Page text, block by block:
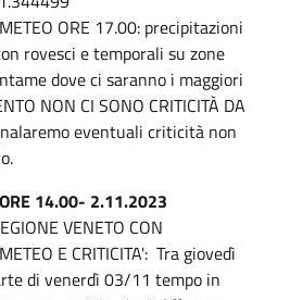
ORE 17.00: precipitazioni
rovesci e temporali su zone
dove ci saranno i maggiori
NON CI SONO CRITICITÀ DA
eventuali criticità non
14.00- 2.11.2023
VENETO CON
E CRITICITA': Tra giovedì
di venerdì 03/11 tempo in